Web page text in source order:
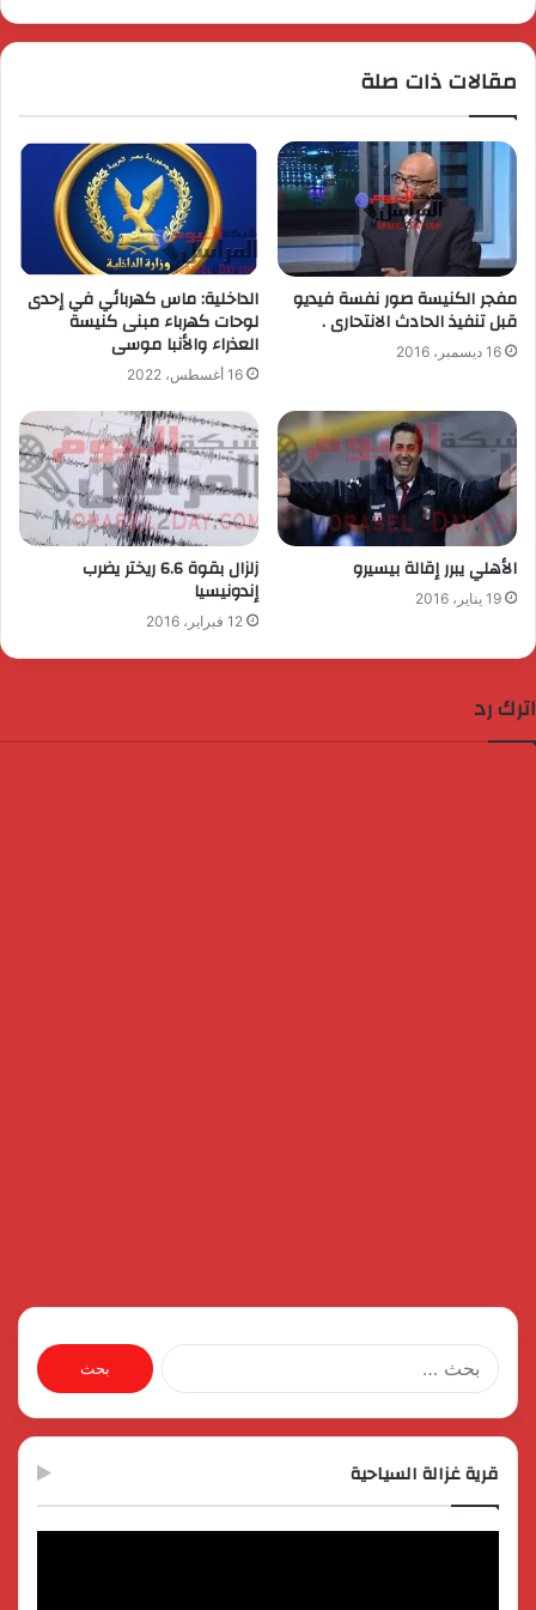
مقالات ذات صلة
مفجر الكنيسة صور نفسة فيديو
قبل تنفيذ الحادث الانتحارى .
16 ديسمبر، 2016
الداخلية: ماس كهربائي في إحدى
لوحات كهرباء مبنى كنيسة
العذراء والأنبا موسى
16 أغسطس، 2022
الأهلي يبرر إقالة بيسيرو
19 يناير، 2016
زلزال بقوة 6.6 ريختر يضرب
إندونيسيا
12 فبراير، 2016
اترك رد
البحث
عن:
قرية غزالة السياحية